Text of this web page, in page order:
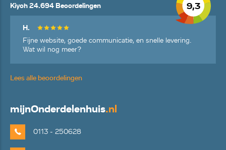
9,3
Kiyoh 24.694 Beoordelingen
H.
Fijne website, goede communicatie, en snelle levering.
Wat wil nog meer?
Lees alle beoordelingen
mijnOnderdelenhuis.nl
0113 - 250628